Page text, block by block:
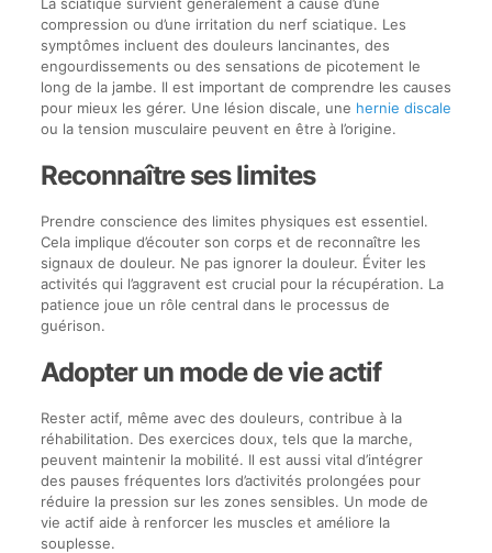
compression ou d’une irritation du nerf sciatique. Les
symptômes incluent des douleurs lancinantes, des
engourdissements ou des sensations de picotement le
long de la jambe. Il est important de comprendre les causes
pour mieux les gérer. Une lésion discale, une hernie discale
ou la tension musculaire peuvent en être à l’origine.
Reconnaître ses limites
Prendre conscience des limites physiques est essentiel.
Cela implique d’écouter son corps et de reconnaître les
signaux de douleur. Ne pas ignorer la douleur. Éviter les
activités qui l’aggravent est crucial pour la récupération. La
patience joue un rôle central dans le processus de
guérison.
Adopter un mode de vie actif
Rester actif, même avec des douleurs, contribue à la
réhabilitation. Des exercices doux, tels que la marche,
peuvent maintenir la mobilité. Il est aussi vital d’intégrer
des pauses fréquentes lors d’activités prolongées pour
réduire la pression sur les zones sensibles. Un mode de
vie actif aide à renforcer les muscles et améliore la
souplesse.